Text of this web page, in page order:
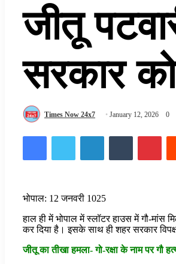
जीतू
सरकार
Times Now 24x7 January 12, 2026 0
FacebookTwitterLinkedInTumblr
भोपाल: 12 जनवरी 1025
हाल ही में भोपाल में स्लॉटर हाउस में गौ-मांस
कर दिया है। इसके साथ ही शहर सरकार
जीतू का तीखा हमला- गो-रक्षा के नाम पर गौ